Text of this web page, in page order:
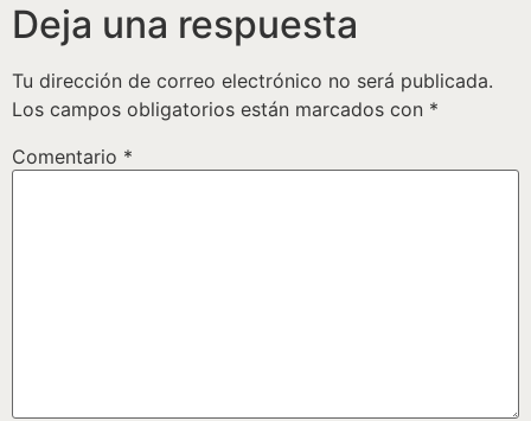
Deja una respuesta
Tu dirección de correo electrónico no será publicada.
Los campos obligatorios están marcados con *
Comentario *